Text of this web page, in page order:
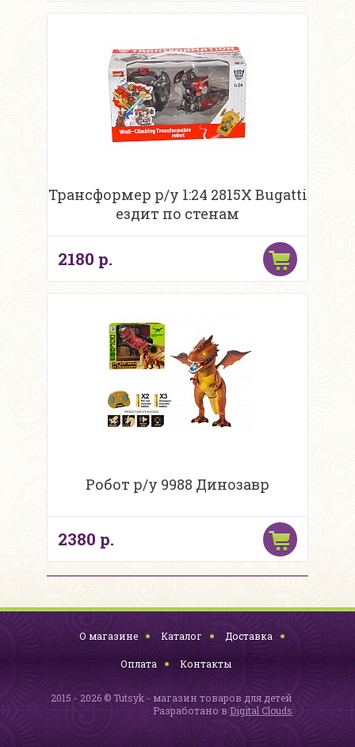
Трансформер р/у 1:24 2815X Bugatti
ездит по стенам
2180 р.
Робот р/у 9988 Динозавр
2380 р.
О магазине Каталог Доставка
Оплата Контакты
2015 - 2026 © Tutsyk - магазин товаров для детей
Разработано в Digital Clouds